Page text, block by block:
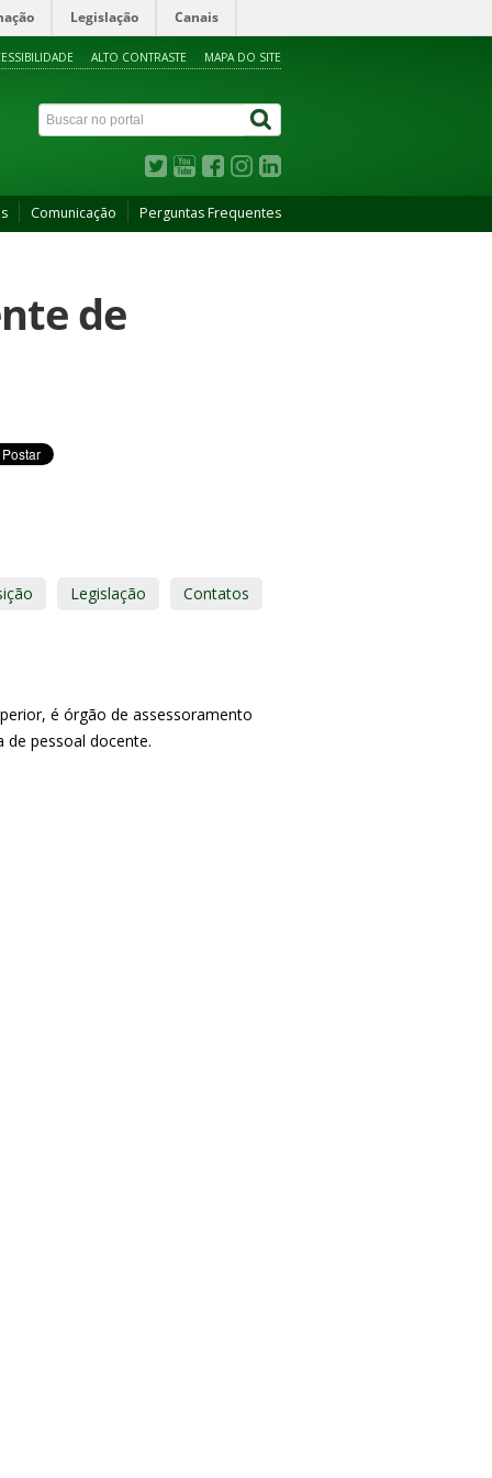
Legislação Canais
ALTO CONTRASTE MAPA DO SITE
Comunicação Perguntas Frequentes
de
Legislação Contatos
é órgão de assessoramento
pessoal docente.